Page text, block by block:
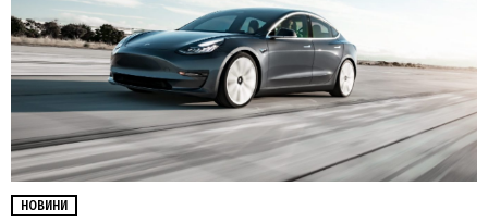
НОВИНИ